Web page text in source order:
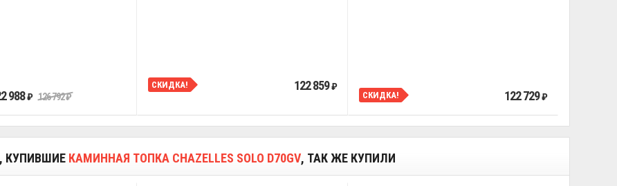
988₽ 126 792₽
СКИДКА! 122 859₽
СКИДКА! 122 729₽
КУПИВШИЕ КАМИННАЯ ТОПКА CHAZELLES SOLO D70GV, ТАК ЖЕ КУПИЛИ